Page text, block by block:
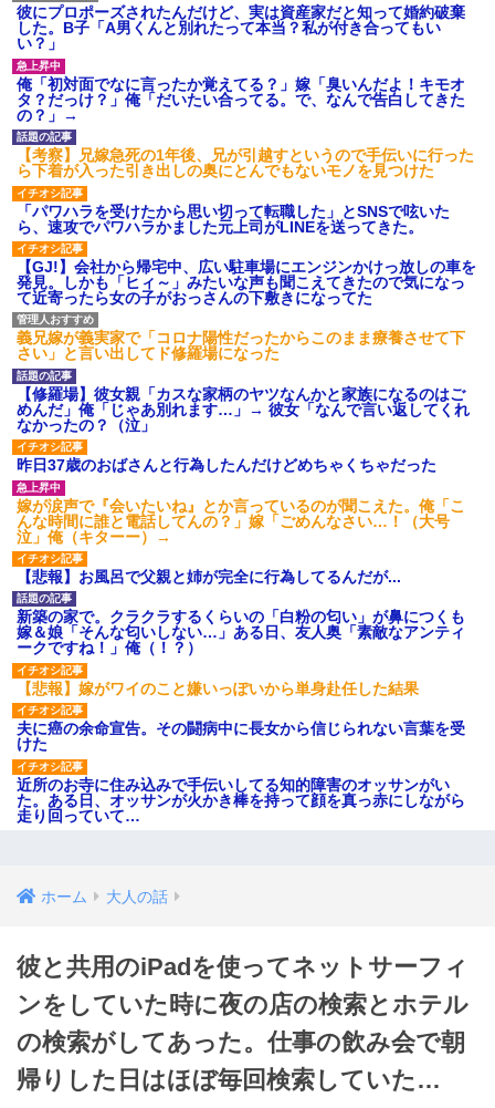
彼にプロポーズされたんだけど、実は資産家だと知って婚約破棄
した。B子「A男くんと別れたって本当？私が付き合ってもい
い？」
俺「初対面でなに言ったか覚えてる？」嫁「臭いんだよ！キモオ
タ？だっけ？」俺「だいたい合ってる。で、なんで告白してきた
の？」→
【考察】兄嫁急死の1年後、兄が引越すというので手伝いに行った
ら下着が入った引き出しの奥にとんでもないモノを見つけた
「パワハラを受けたから思い切って転職した」とSNSで呟いた
ら、速攻でパワハラかました元上司がLINEを送ってきた。
【GJ!】会社から帰宅中、広い駐車場にエンジンかけっ放しの車を
発見。しかも「ヒィ～」みたいな声も聞こえてきたので気になっ
て近寄ったら女の子がおっさんの下敷きになってた
義兄嫁が義実家で「コロナ陽性だったからこのまま療養させて下
さい」と言い出してド修羅場になった
【修羅場】彼女親「カスな家柄のヤツなんかと家族になるのはご
めんだ」俺「じゃあ別れます…」→ 彼女「なんで言い返してくれ
なかったの？（泣」
昨日37歳のおばさんと行為したんだけどめちゃくちゃだった
嫁が涙声で『会いたいね』とか言っているのが聞こえた。俺「こ
んな時間に誰と電話してんの？」嫁「ごめんなさい…！（大号
泣」俺（キターー）→
【悲報】お風呂で父親と姉が完全に行為してるんだが...
新築の家で。クラクラするくらいの「白粉の匂い」が鼻につくも
嫁＆娘「そんな匂いしない…」ある日、友人奥「素敵なアンティ
ークですね！」俺（！？）
【悲報】嫁がワイのこと嫌いっぽいから単身赴任した結果
夫に癌の余命宣告。その闘病中に長女から信じられない言葉を受
けた
近所のお寺に住み込みで手伝いしてる知的障害のオッサンがい
た。ある日、オッサンが火かき棒を持って顔を真っ赤にしながら
走り回っていて…
ホーム 大人の話
彼と共用のiPadを使ってネットサーフィ
ンをしていた時に夜の店の検索とホテル
の検索がしてあった。仕事の飲み会で朝
帰りした日はほぼ毎回検索していた…